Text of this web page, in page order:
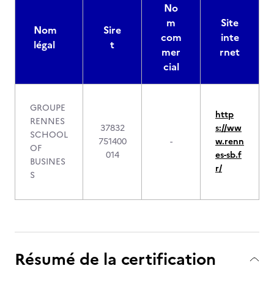
Nom
légal
Sire
t
No
m
com
mer
cial
Site
inte
rnet
GROUPE
RENNES
SCHOOL
OF
BUSINES
S
37832
751400
014
-
http
s://ww
w.renn
es-sb.f
r/
Résumé de la certification